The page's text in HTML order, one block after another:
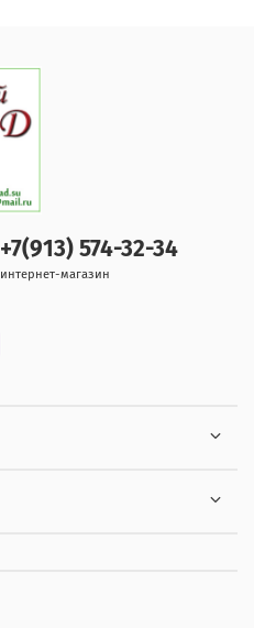
+7(913) 574-32-34
интернет-магазин